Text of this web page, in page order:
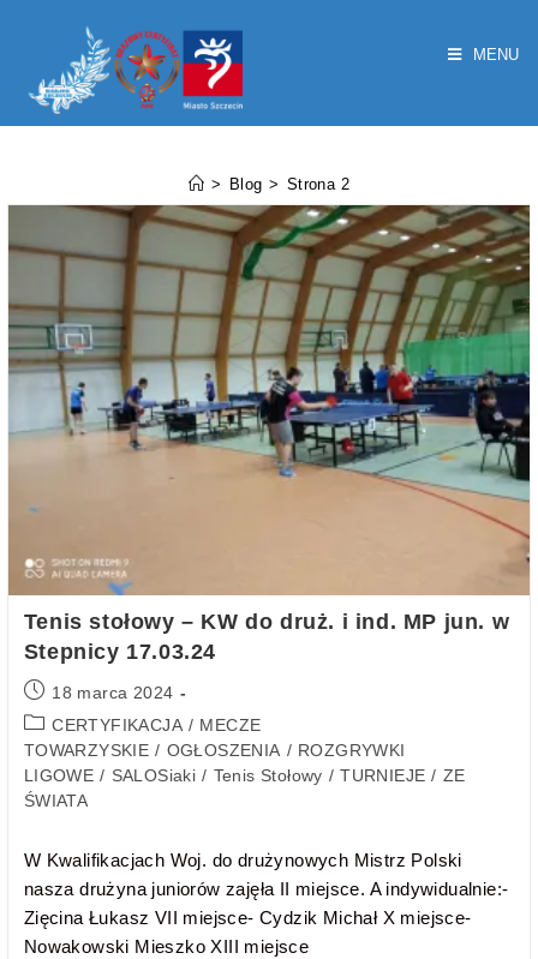
MENU
> Blog > Strona 2
Tenis stołowy – KW do druż. i ind. MP jun. w
Stepnicy 17.03.24
18 marca 2024
CERTYFIKACJA / MECZE
TOWARZYSKIE / OGŁOSZENIA / ROZGRYWKI
LIGOWE / SALOSiaki / Tenis Stołowy / TURNIEJE / ZE
ŚWIATA
W Kwalifikacjach Woj. do drużynowych Mistrz Polski
nasza drużyna juniorów zajęła II miejsce. A indywidualnie:-
Zięcina Łukasz VII miejsce- Cydzik Michał X miejsce-
Nowakowski Mieszko XIII miejsce